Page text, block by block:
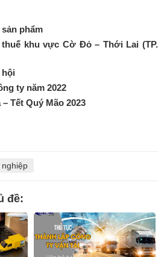
phẩm
khu vực Cờ Đỏ – Thới Lai (TP.
hội
ty năm 2022
Tết Quý Mão 2023
nghiệp
đề: